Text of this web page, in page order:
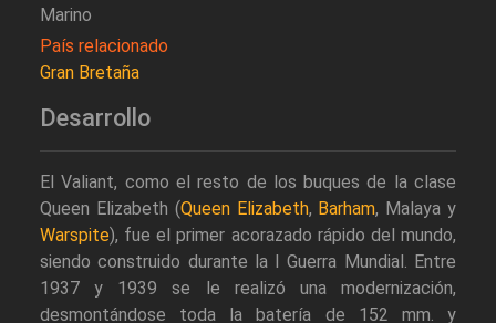
Marino
País relacionado
Gran Bretaña
Desarrollo
El Valiant, como el resto de los buques de la clase
Queen Elizabeth (Queen Elizabeth, Barham, Malaya y
Warspite), fue el primer acorazado rápido del mundo,
siendo construido durante la I Guerra Mundial. Entre
1937 y 1939 se le realizó una modernización,
desmontándose toda la batería de 152 mm. y